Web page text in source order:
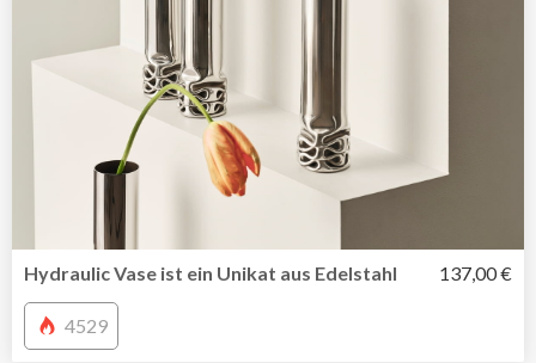
Hydraulic Vase ist ein Unikat aus Edelstahl 137,00 €
4529